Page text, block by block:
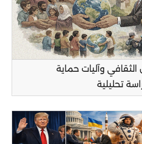
الثقافي وآليات حماية
تحليلية